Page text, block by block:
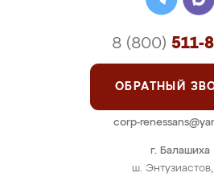
г. Балашиха
ш.
8 (800) 511-
ОБРАТНЫЙ
corp-